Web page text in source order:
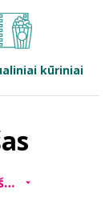
kūriniai